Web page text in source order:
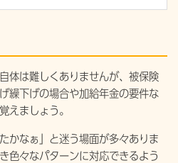
体は難しくありませんが、被保険
繰下げの場合や加給年金の要件な
えましょう。
かなぁ」と迷う場面が多々ありま
色々なパターンに対応できるよう